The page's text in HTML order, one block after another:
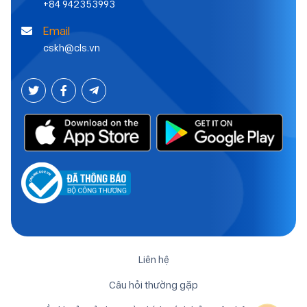
+84 942353993
Email
cskh@cls.vn
Liên hệ
Câu hỏi thường gặp